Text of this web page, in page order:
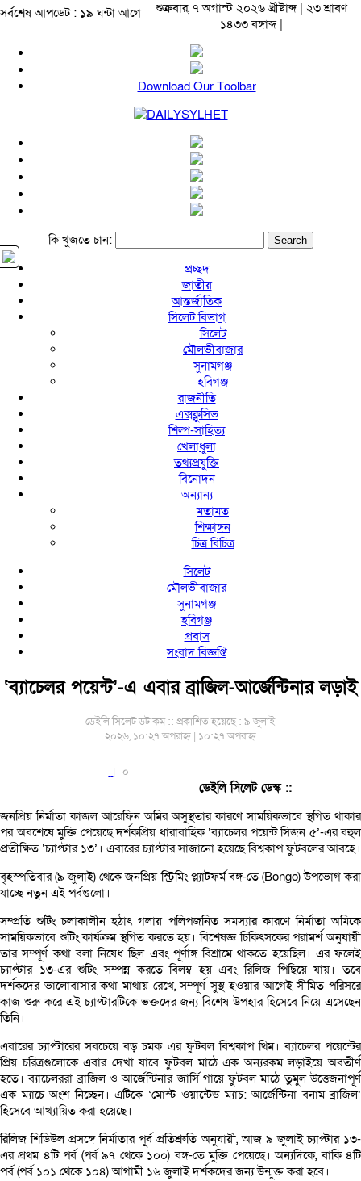
সর্বশেষ আপডেট : ১৯ ঘন্টা আগে
শুক্রবার, ৭ অগাস্ট ২০২৬ খ্রীষ্টাব্দ | ২৩ শ্রাবণ
১৪৩৩ বঙ্গাব্দ |
Download Our Toolbar
কি খুজতে চান:
প্রচ্ছদ
জাতীয়
আন্তর্জাতিক
সিলেট বিভাগ
সিলেট
মৌলভীবাজার
সুনামগঞ্জ
হবিগঞ্জ
রাজনীতি
এক্সক্লুসিভ
শিল্প-সাহিত্য
খেলাধুলা
তথ্যপ্রযুক্তি
বিনোদন
অন্যান্য
মতামত
শিক্ষাঙ্গন
চিত্র বিচিত্র
সিলেট
মৌলভীবাজার
সুনামগঞ্জ
হবিগঞ্জ
প্রবাস
সংবাদ বিজ্ঞপ্তি
‘ব্যাচেলর পয়েন্ট’-এ এবার ব্রাজিল-আর্জেন্টিনার লড়াই
ডেইলি সিলেট ডট কম ::প্রকাশিত হয়েছে : ৯ জুলাই
২০২৬, ১০:২৭ অপরাহ্ন | ১০:২৭ অপরাহ্ন
| ০
ডেইলি সিলেট ডেস্ক ::
জনপ্রিয় নির্মাতা কাজল আরেফিন অমির অসুস্থতার কারণে সাময়িকভাবে স্থগিত থাকার
পর অবশেষে মুক্তি পেয়েছে দর্শকপ্রিয় ধারাবাহিক ‘ব্যাচেলর পয়েন্ট সিজন ৫’-এর বহুল
প্রতীক্ষিত ‘চ্যাপ্টার ১৩’। এবারের চ্যাপ্টার সাজানো হয়েছে বিশ্বকাপ ফুটবলের আবহে।
বৃহস্পতিবার (৯ জুলাই) থেকে জনপ্রিয় স্ট্রিমিং প্ল্যাটফর্ম বঙ্গ-তে (Bongo) উপভোগ করা
যাচ্ছে নতুন এই পর্বগুলো।
সম্প্রতি শুটিং চলাকালীন হঠাৎ গলায় পলিপজনিত সমস্যার কারণে নির্মাতা অমিকে
সাময়িকভাবে শুটিং কার্যক্রম স্থগিত করতে হয়। বিশেষজ্ঞ চিকিৎসকের পরামর্শ অনুযায়ী
তার সম্পূর্ণ কথা বলা নিষেধ ছিল এবং পূর্ণাঙ্গ বিশ্রামে থাকতে হয়েছিল। এর ফলেই
চ্যাপ্টার ১৩-এর শুটিং সম্পন্ন করতে বিলম্ব হয় এবং রিলিজ পিছিয়ে যায়। তবে
দর্শকদের ভালোবাসার কথা মাথায় রেখে, সম্পূর্ণ সুস্থ হওয়ার আগেই সীমিত পরিসরে
কাজ শুরু করে এই চ্যাপ্টারটিকে ভক্তদের জন্য বিশেষ উপহার হিসেবে নিয়ে এসেছেন
তিনি।
এবারের চ্যাপ্টারের সবচেয়ে বড় চমক এর ফুটবল বিশ্বকাপ থিম। ব্যাচেলর পয়েন্টের
প্রিয় চরিত্রগুলোকে এবার দেখা যাবে ফুটবল মাঠে এক অন্যরকম লড়াইয়ে অবতীর্ণ
হতে। ব্যাচেলররা ব্রাজিল ও আর্জেন্টিনার জার্সি গায়ে ফুটবল মাঠে তুমুল উত্তেজনাপূর্ণ
এক ম্যাচে অংশ নিচ্ছেন। এটিকে ‘মোস্ট ওয়ান্টেড ম্যাচ: আর্জেন্টিনা বনাম ব্রাজিল’
হিসেবে আখ্যায়িত করা হয়েছে।
রিলিজ শিডিউল প্রসঙ্গে নির্মাতার পূর্ব প্রতিশ্রুতি অনুযায়ী, আজ ৯ জুলাই চ্যাপ্টার ১৩-
এর প্রথম ৪টি পর্ব (পর্ব ৯৭ থেকে ১০০) বঙ্গ-তে মুক্তি পেয়েছে। অন্যদিকে, বাকি ৪টি
পর্ব (পর্ব ১০১ থেকে ১০৪) আগামী ১৬ জুলাই দর্শকদের জন্য উন্মুক্ত করা হবে।